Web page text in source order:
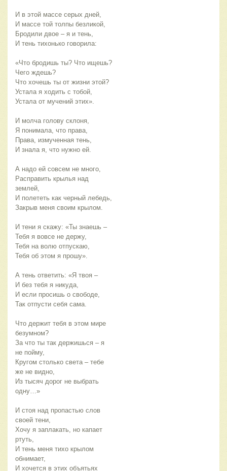
И в этой массе серых дней,
И массе той толпы безликой,
Бродили двое – я и тень,
И тень тихонько говорила:
«Что бродишь ты? Что ищешь?
Чего ждешь?
Что хочешь ты от жизни этой?
Устала я ходить с тобой,
Устала от мучений этих».
И молча голову склоня,
Я понимала, что права,
Права, измученная тень,
И знала я, что нужно ей.
А надо ей совсем не много,
Расправить крылья над
землей,
И полететь как черный лебедь,
Закрыв меня своим крылом.
И тени я скажу: «Ты знаешь –
Тебя я вовсе не держу,
Тебя на волю отпускаю,
Тебя об этом я прошу».
А тень ответить: «Я твоя –
И без тебя я никуда,
И если просишь о свободе,
Так отпусти себя сама.
Что держит тебя в этом мире
безумном?
За что ты так держишься – я
не пойму,
Кругом столько света – тебе
же не видно,
Из тысяч дорог не выбрать
одну…»
И стоя над пропастью слов
своей тени,
Хочу я заплакать, но капает
ртуть,
И тень меня тихо крылом
обнимает,
И хочется в этих объятьях